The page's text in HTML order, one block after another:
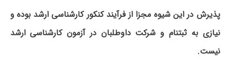
پذیرش در این شیوه مجزا از فرآیند کنکور کارشناسی ارشد بوده و
نیازی به ثبت‎نام و شرکت داوطلبان در آزمون کارشناسی ارشد
نیست.